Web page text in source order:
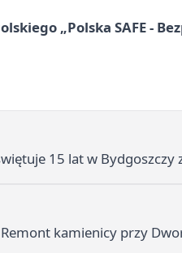
„Polska SAFE -
15 lat w
Remont kamienicy przy